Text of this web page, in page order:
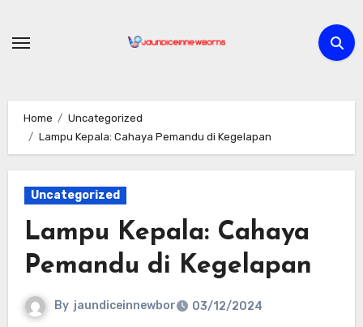
Home
Uncategorized
Lampu Kepala: Cahaya Pemandu di Kegelapan
Uncategorized
Lampu Kepala: Cahaya
Pemandu di Kegelapan
By jaundiceinnewbor 03/12/2024